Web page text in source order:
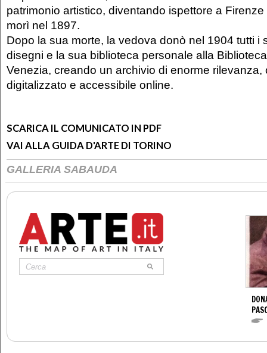
patrimonio artistico, diventando ispettore a
morì nel 1897.
Dopo la sua morte, la vedova donò nel 1904 tutti i
disegni e la sua biblioteca personale alla
Venezia, creando un archivio di enorme rilevanza,
digitalizzato e accessibile online.
SCARICA IL COMUNICATO IN PDF
VAI ALLA GUIDA D'ARTE DI TORINO
GALLERIA SABAUDA